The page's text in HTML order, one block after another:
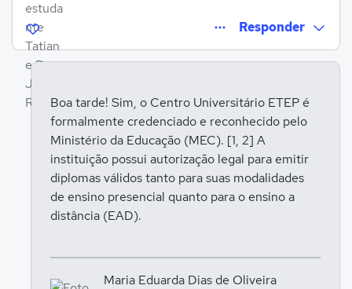
Responder
Entrar para responder
Boa tarde! Sim, o Centro Universitário ETEP é
formalmente credenciado e reconhecido pelo
Ministério da Educação (MEC). [1, 2] A
instituição possui autorização legal para emitir
diplomas válidos tanto para suas modalidades
de ensino presencial quanto para o ensino a
distância (EAD).
Maria Eduarda Dias de Oliveira